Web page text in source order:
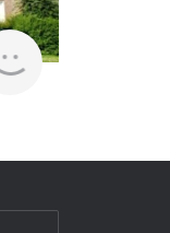
Woning